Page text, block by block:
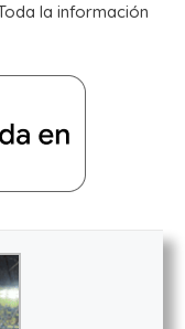
la información